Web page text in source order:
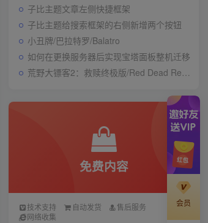
子比主题文章左侧快捷框架
子比主题给搜索框架的右侧新增两个按钮
小丑牌/巴拉特罗/Balatro
如何在更换服务器后实现宝塔面板整机迁移
荒野大镖客2：救赎终极版/Red Dead Redemption 2: Ultimate Edition
免费内容
技术支持 自动发货
售后服务
网络收集
会员